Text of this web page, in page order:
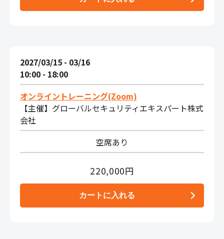
2027/03/15 - 03/16
10:00 - 18:00
オンライントレーニング(Zoom)
【主催】グローバルセキュリティエキスパート株式
会社
空席あり
220,000円